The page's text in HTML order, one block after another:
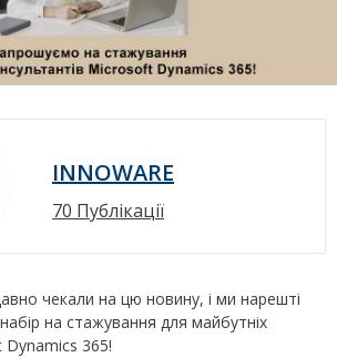
INNOWARE
70 Публікації
чекали на цю новину, і ми нарешті
на стажування для майбутніх
Dynamics 365!